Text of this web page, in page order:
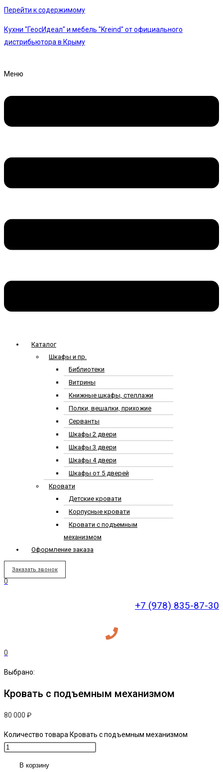
Перейти к содержимому
Кухни "ГеосИдеал" и мебель "Kreind" от официального
дистрибьютора в Крыму
Меню
Каталог
Шкафы и пр.
Библиотеки
Витрины
Книжные шкафы, стеллажи
Полки, вешалки, прихожие
Серванты
Шкафы 2 двери
Шкафы 3 двери
Шкафы 4 двери
Шкафы от 5 дверей
Кровати
Детские кровати
Корпусные кровати
Кровати с подъемным
механизмом
Оформление заказа
Заказать звонок
0
+7 (978) 835-87-30
0
Выбрано:
Кровать с подъемным механизмом
80 000 ₽
Количество товара Кровать с подъемным механизмом
В корзину